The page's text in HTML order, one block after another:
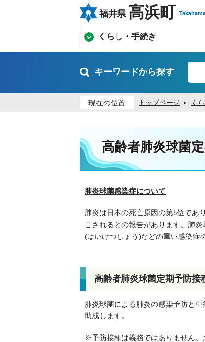
福井県 高浜町
くらし・手続き
キーワードから探す
現在の位置 トップページ く
高齢者肺炎球菌
肺炎球菌感染症について
肺炎は日本の死亡原因の第5位であ
こされるとの報告があります。肺
(はいけつしょう)などの重い感染症
高齢者肺炎球菌定期予防接
肺炎球菌による肺炎の感染予防と
助成します。
※予防接種は義務ではありません